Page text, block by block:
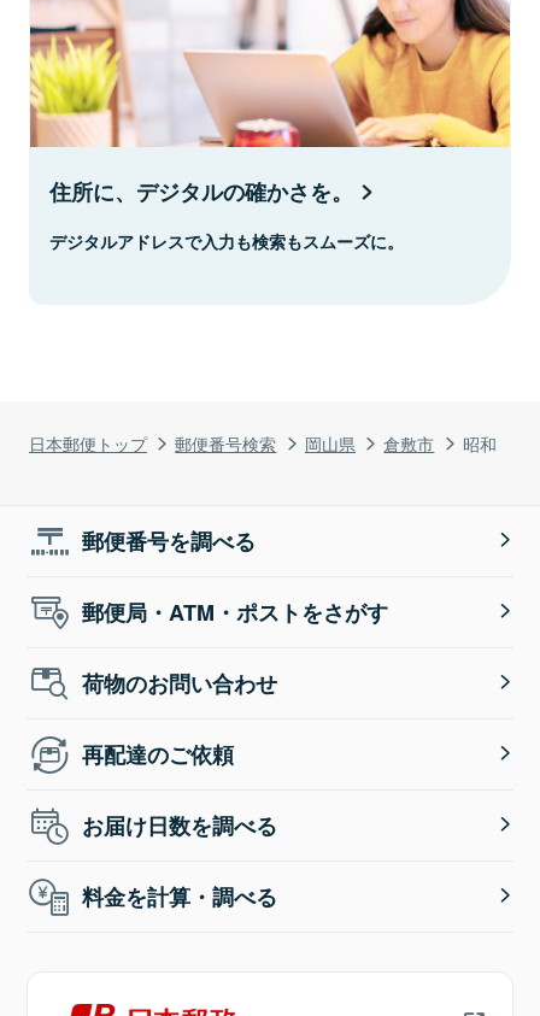
日本郵便トップ 郵便番号検索 岡山県 倉敷市 昭和
住所に、デジタルの確かさを。
デジタルアドレスで入力も検索もスムーズに。
郵便番号を調べる
郵便局・ATM・ポストをさがす
荷物のお問い合わせ
再配達のご依頼
お届け日数を調べる
料金を計算・調べる